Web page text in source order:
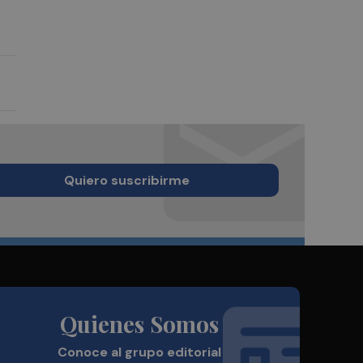
Quiero suscribirme
Quienes Somos
Conoce al grupo editorial